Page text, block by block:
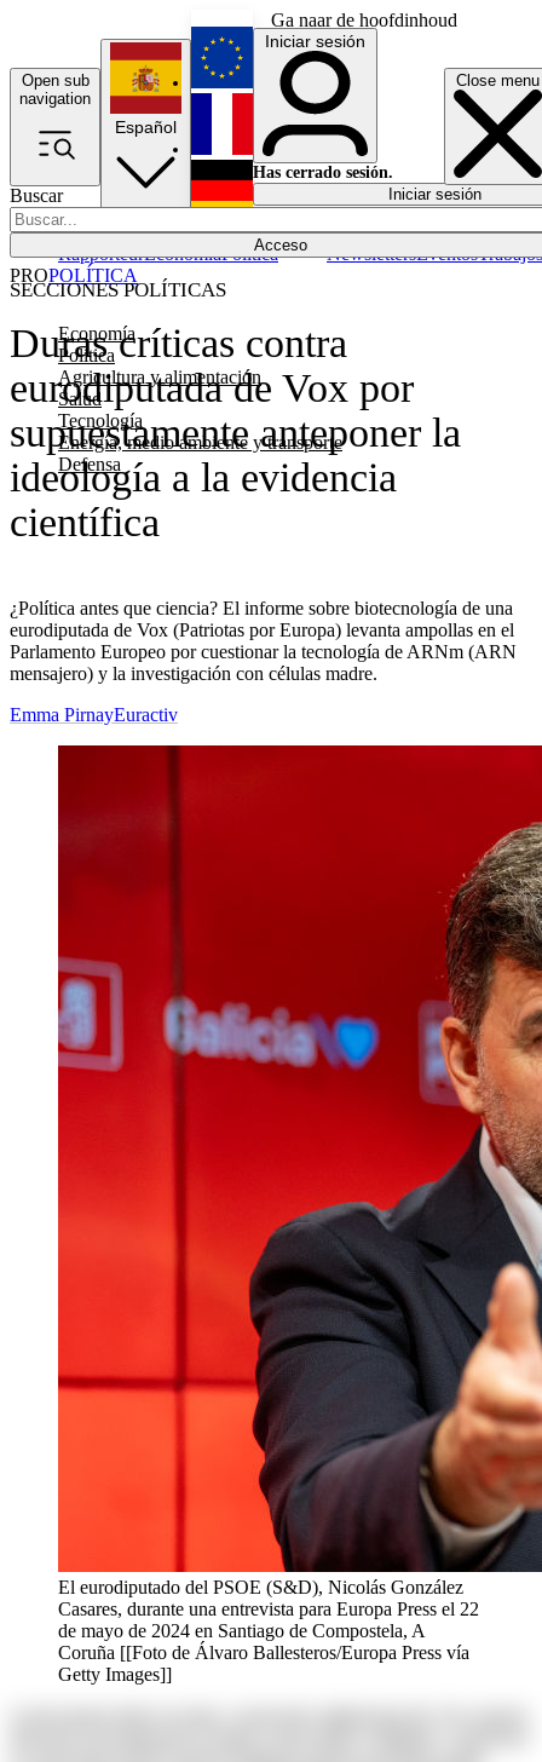
Ga naar de hoofdinhoud
Open sub
navigation
Close menu
Buscar
Acceso
SECCIONES POLÍTICAS
Economía
Política
Agricultura y alimentación
Salud
Tecnología
Energía, medio ambiente y transporte
Defensa
RapporteurEconomíaPolítica NewslettersEventosTrabajos
Español
English
Français
Iniciar sesión
Has cerrado sesión.
Iniciar sesión
Duras críticas contra
eurodiputada de Vox por
supuestamente anteponer la
ideología a la evidencia
científica
¿Política antes que ciencia? El informe sobre biotecnología de una
eurodiputada de Vox (Patriotas por Europa) levanta ampollas en el
Parlamento Europeo por cuestionar la tecnología de ARNm (ARN
mensajero) y la investigación con células madre.
PROPOLÍTICA
Emma PirnayEuractiv
El eurodiputado del PSOE (S&D), Nicolás González
Casares, durante una entrevista para Europa Press el 22
de mayo de 2024 en Santiago de Compostela, A
Coruña [[Foto de Álvaro Ballesteros/Europa Press vía
Getty Images]]